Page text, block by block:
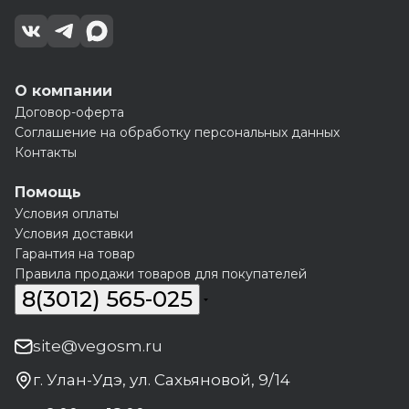
О компании
Договор-оферта
Соглашение на обработку персональных данных
Контакты
Помощь
Условия оплаты
Условия доставки
Гарантия на товар
Правила продажи товаров для покупателей
8(3012) 565-025
site@vegosm.ru
г. Улан-Удэ, ул. Сахьяновой, 9/14